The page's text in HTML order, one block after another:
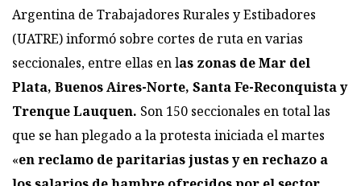
Argentina de Trabajadores Rurales y Estibadores
(UATRE) informó sobre cortes de ruta en varias
seccionales, entre ellas en las zonas de Mar del
Plata, Buenos Aires-Norte, Santa Fe-Reconquista y
Trenque Lauquen. Son 150 seccionales en total las
que se han plegado a la protesta iniciada el martes
«en reclamo de paritarias justas y en rechazo a